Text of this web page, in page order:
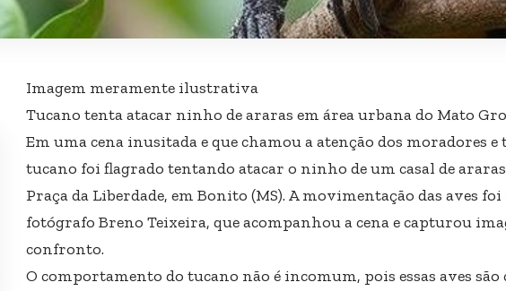
Imagem meramente ilustrativa
Tucano tenta atacar ninho de araras em área urbana do Mato
Em uma cena inusitada e que chamou a atenção dos moradores
tucano foi flagrado tentando atacar o ninho de um casal de
Praça da Liberdade, em Bonito (MS). A movimentação das aves
fotógrafo Breno Teixeira, que acompanhou a cena e capturou
confronto.
O comportamento do tucano não é incomum, pois essas aves